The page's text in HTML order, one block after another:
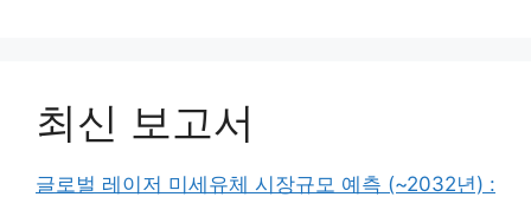
최신 보고서
글로벌 레이저 미세유체 시장규모 예측 (~2032년) :